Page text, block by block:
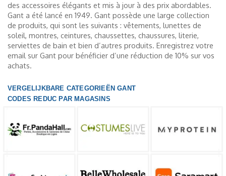
des accessoires élégants et mis à jour à des prix abordables.
Gant a été lancé en 1949. Gant possède une large collection
de produits, qui sont les suivants : vêtements, lunettes de
soleil, montres, ceintures, chaussettes, chaussures, literie,
serviettes de bain et bien d’autres produits. Enregistrez votre
email sur Gant pour bénéficier d’une réduction de 10% sur vos
achats.
VERGELIJKBARE CATEGORIEËN GANT
CODES REDUC PAR MAGASINS